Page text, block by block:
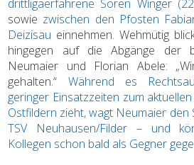
drittligaerfahrene Sören Winger
sowie zwischen den Pfosten
Deizisau einnehmen. Wehmütig
hingegen auf die Abgänge der
Neumaier und Florian Abele:
gehalten.“ Während es
geringer Einsatzzeiten zum
Ostfildern zieht, wagt Neumaier den
TSV Neuhausen/Filder – und
Kollegen schon bald als Gegner